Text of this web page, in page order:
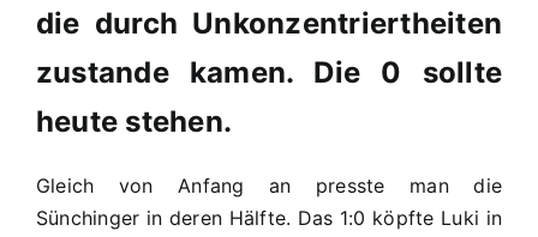
die durch Unkonzentriertheiten
zustande kamen. Die 0 sollte
heute stehen.
Gleich von Anfang an presste man die
Sünchinger in deren Hälfte. Das 1:0 köpfte Luki in